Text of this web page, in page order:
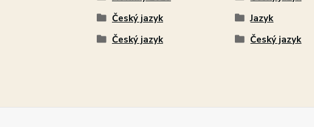
Český jazyk
Jazyk
Český jazyk
Český jazyk